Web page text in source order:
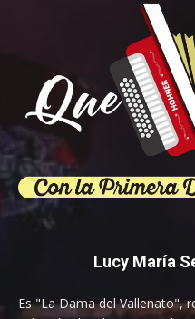
Lucy María
Es "La Dama del Vallenato",